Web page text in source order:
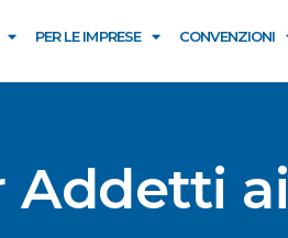
PER LE IMPRESE CONVENZIONI
Addetti ai